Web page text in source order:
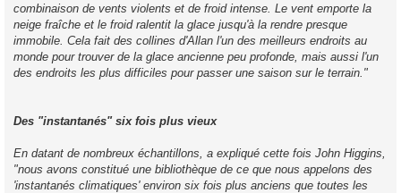
combinaison de vents violents et de froid intense. Le vent emporte la
neige fraîche et le froid ralentit la glace jusqu'à la rendre presque
immobile. Cela fait des collines d'Allan l'un des meilleurs endroits au
monde pour trouver de la glace ancienne peu profonde, mais aussi l'un
des endroits les plus difficiles pour passer une saison sur le terrain."
Des "instantanés" six fois plus vieux
En datant de nombreux échantillons, a expliqué cette fois John Higgins,
"nous avons constitué une bibliothèque de ce que nous appelons des
'instantanés climatiques' environ six fois plus anciens que toutes les